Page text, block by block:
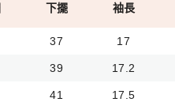
下擺 袖長
37 17
39 17.2
41 17.5